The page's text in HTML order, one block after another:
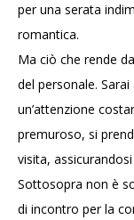
per una serata
romantica.
Ma ciò che rende
del personale.
un’attenzione
premuroso, si
visita,
Sottosopra non è
di incontro per la